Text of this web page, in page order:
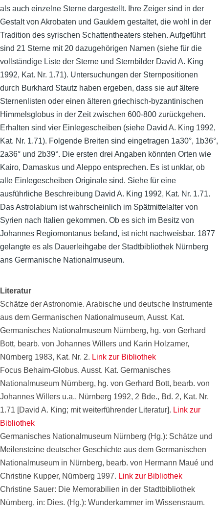
als auch einzelne Sterne dargestellt. Ihre Zeiger sind in der
Gestalt von Akrobaten und Gauklern gestaltet, die wohl in der
Tradition des syrischen Schattentheaters stehen. Aufgeführt
sind 21 Sterne mit 20 dazugehörigen Namen (siehe für die
vollständige Liste der Sterne und Sternbilder David A. King
1992, Kat. Nr. 1.71). Untersuchungen der Sternpositionen
durch Burkhard Stautz haben ergeben, dass sie auf ältere
Sternenlisten oder einen älteren griechisch-byzantinischen
Himmelsglobus in der Zeit zwischen 600-800 zurückgehen.
Erhalten sind vier Einlegescheiben (siehe David A. King 1992,
Kat. Nr. 1.71). Folgende Breiten sind eingetragen 1a30°, 1b36°,
2a36° und 2b39°. Die ersten drei Angaben könnten Orten wie
Kairo, Damaskus und Aleppo entsprechen. Es ist unklar, ob
alle Einlegescheiben Originale sind. Siehe für eine
ausführliche Beschreibung David A. King 1992, Kat. Nr. 1.71.
Das Astrolabium ist wahrscheinlich im Spätmittelalter von
Syrien nach Italien gekommen. Ob es sich im Besitz von
Johannes Regiomontanus befand, ist nicht nachweisbar. 1877
gelangte es als Dauerleihgabe der Stadtbibliothek Nürnberg
ans Germanische Nationalmuseum.
Literatur
Schätze der Astronomie. Arabische und deutsche Instrumente
aus dem Germanischen Nationalmuseum, Ausst. Kat.
Germanisches Nationalmuseum Nürnberg, hg. von Gerhard
Bott, bearb. von Johannes Willers und Karin Holzamer,
Nürnberg 1983, Kat. Nr. 2. Link zur Bibliothek
Focus Behaim-Globus. Ausst. Kat. Germanisches
Nationalmuseum Nürnberg, hg. von Gerhard Bott, bearb. von
Johannes Willers u.a., Nürnberg 1992, 2 Bde., Bd. 2, Kat. Nr.
1.71 [David A. King; mit weiterführender Literatur]. Link zur
Bibliothek
Germanisches Nationalmuseum Nürnberg (Hg.): Schätze und
Meilensteine deutscher Geschichte aus dem Germanischen
Nationalmuseum in Nürnberg, bearb. von Hermann Maué und
Christine Kupper, Nürnberg 1997. Link zur Bibliothek
Christine Sauer: Die Memorabilien in der Stadtbibliothek
Nürnberg, in: Dies. (Hg.): Wunderkammer im Wissensraum.